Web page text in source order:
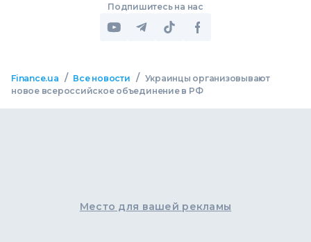
Подпишитесь на нас
Finance.ua / Все новости / Украинцы организовывают
новое всероссийское объединение в РФ
Место для вашей рекламы